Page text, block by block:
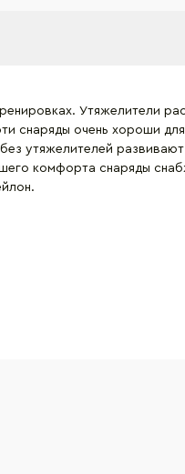
Утяжелители
снаряды очень хороши
утяжелителей
комфорта снаряды